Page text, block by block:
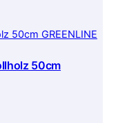
50cm